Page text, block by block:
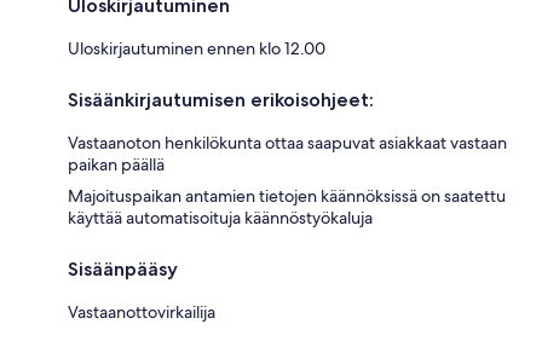
Uloskirjautuminen
Uloskirjautuminen ennen klo 12.00
Sisäänkirjautumisen erikoisohjeet:
Vastaanoton henkilökunta ottaa saapuvat asiakkaat vastaan
paikan päällä
Majoituspaikan antamien tietojen käännöksissä on saatettu
käyttää automatisoituja käännöstyökaluja
Sisäänpääsy
Vastaanottovirkailija